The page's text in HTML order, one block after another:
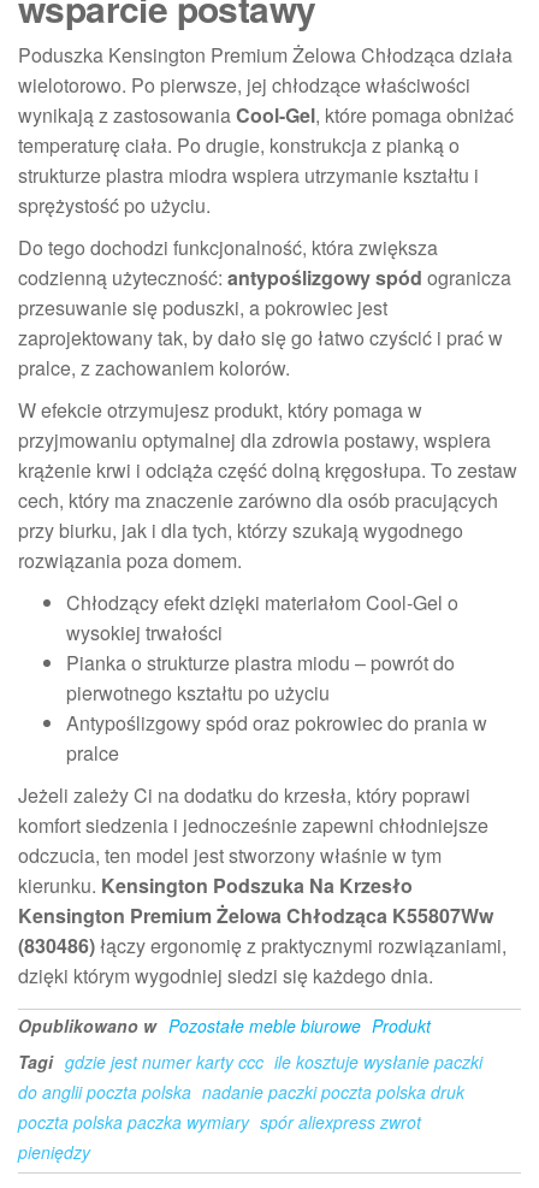
Poduszka Kensington Premium Żelowa Chłodząca działa
wielotorowo. Po pierwsze, jej chłodzące właściwości
wynikają z zastosowaniaCool-Gel, które pomaga obniżać
temperaturę ciała. Po drugie, konstrukcja z pianką o
strukturze plastra miodra wspiera utrzymanie kształtu i
sprężystość po użyciu.
Do tego dochodzi funkcjonalność, która zwiększa
codzienną użyteczność: antypoślizgowy spód ogranicza
przesuwanie się poduszki, a pokrowiec jest
zaprojektowany tak, by dało się go łatwo czyścić i prać w
pralce, z zachowaniem kolorów.
W efekcie otrzymujesz produkt, który pomaga w
przyjmowaniu optymalnej dla zdrowia postawy, wspiera
krążenie krwi i odciąża część dolną kręgosłupa. To zestaw
cech, który ma znaczenie zarówno dla osób pracujących
przy biurku, jak i dla tych, którzy szukają wygodnego
rozwiązania poza domem.
Chłodzący efekt dzięki materiałom Cool-Gel o
wysokiej trwałości
Pianka o strukturze plastra miodu – powrót do
pierwotnego kształtu po użyciu
Antypoślizgowy spód oraz pokrowiec do prania w
pralce
Jeżeli zależy Ci na dodatku do krzesła, który poprawi
komfort siedzenia i jednocześnie zapewni chłodniejsze
odczucia, ten model jest stworzony właśnie w tym
kierunku. Kensington Podszuka Na Krzesło
Kensington Premium Żelowa Chłodząca K55807Ww
(830486)łączy ergonomię z praktycznymi rozwiązaniami,
dzięki którym wygodniej siedzi się każdego dnia.
Opublikowano w Pozostałe meble biurowe Produkt
Tagi gdzie jest numer karty ccc ile kosztuje wysłanie paczki
do anglii poczta polska nadanie paczki poczta polska druk
poczta polska paczka wymiary spór aliexpress zwrot
pieniędzy